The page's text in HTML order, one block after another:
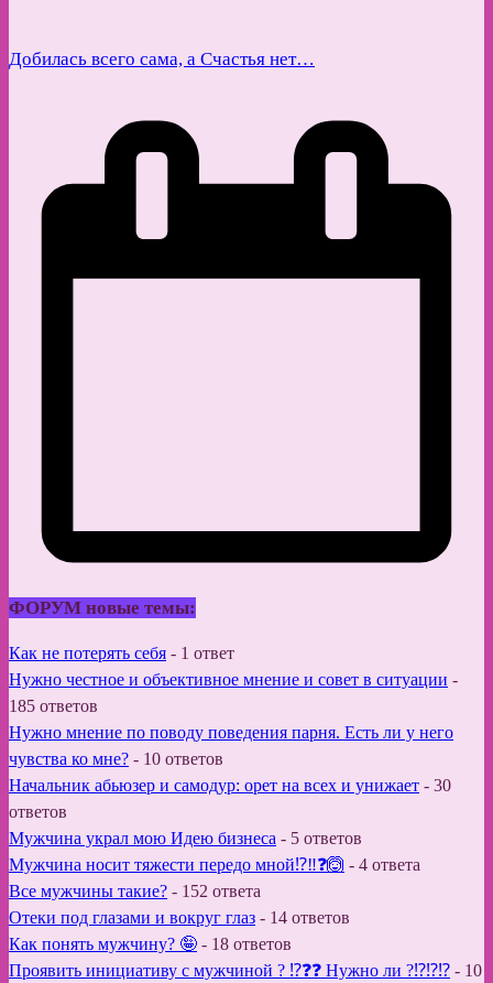
Добилась всего сама, а Счастья нет…
ФОРУМ новые темы:
Как не потерять себя - 1 ответ
Нужно честное и объективное мнение и совет в ситуации -
185 ответов
Нужно мнение по поводу поведения парня. Есть ли у него
чувства ко мне? - 10 ответов
Начальник абьюзер и самодур: орет на всех и унижает - 30
ответов
Мужчина украл мою Идею бизнеса - 5 ответов
Мужчина носит тяжести передо мной⁉️‼️❓🙆 - 4 ответа
Все мужчины такие? - 152 ответа
Отеки под глазами и вокруг глаз - 14 ответов
Как понять мужчину? 🤪 - 18 ответов
Проявить инициативу с мужчиной ? ⁉️❓❓ Нужно ли ?⁉️⁉️⁉️ - 10